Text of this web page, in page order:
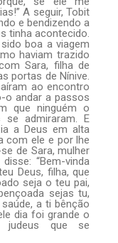
A seguir, Tobit
e bendizendo a
tinha acontecido.
boa a viagem
haviam trazido
Sara, filha de
portas de Nínive.
ao encontro
o andar a passos
que ninguém o
se admiraram. E
a Deus em alta
com ele e por lhe
de Sara, mulher
“Bem-vinda
Deus, filha, que
seja o teu pai,
sejas tu,
a ti bênção
dia foi grande o
judeus que se